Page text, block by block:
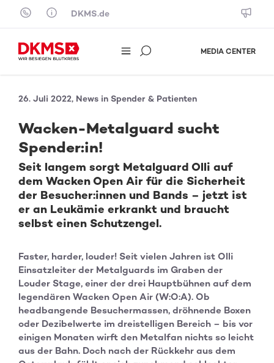
Skip to content
DKMS.de
MEDIA CENTER
26. Juli 2022, News in Spender & Patienten
Wacken-Metalguard sucht
Spender:in!
Seit langem sorgt Metalguard Olli auf
dem Wacken Open Air für die Sicherheit
der Besucher:innen und Bands – jetzt ist
er an Leukämie erkrankt und braucht
selbst einen Schutzengel.
Faster, harder, louder! Seit vielen Jahren ist Olli
Einsatzleiter der Metalguards im Graben der
Louder Stage, einer der drei Hauptbühnen auf dem
legendären Wacken Open Air (W:O:A). Ob
headbangende Besuchermassen, dröhnende Boxen
oder Dezibelwerte im dreistelligen Bereich – bis vor
einigen Monaten wirft den Metalfan nichts so leicht
aus der Bahn. Doch nach der Rückkehr aus dem